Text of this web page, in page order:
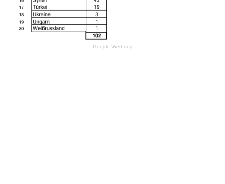
- Google Werbung -